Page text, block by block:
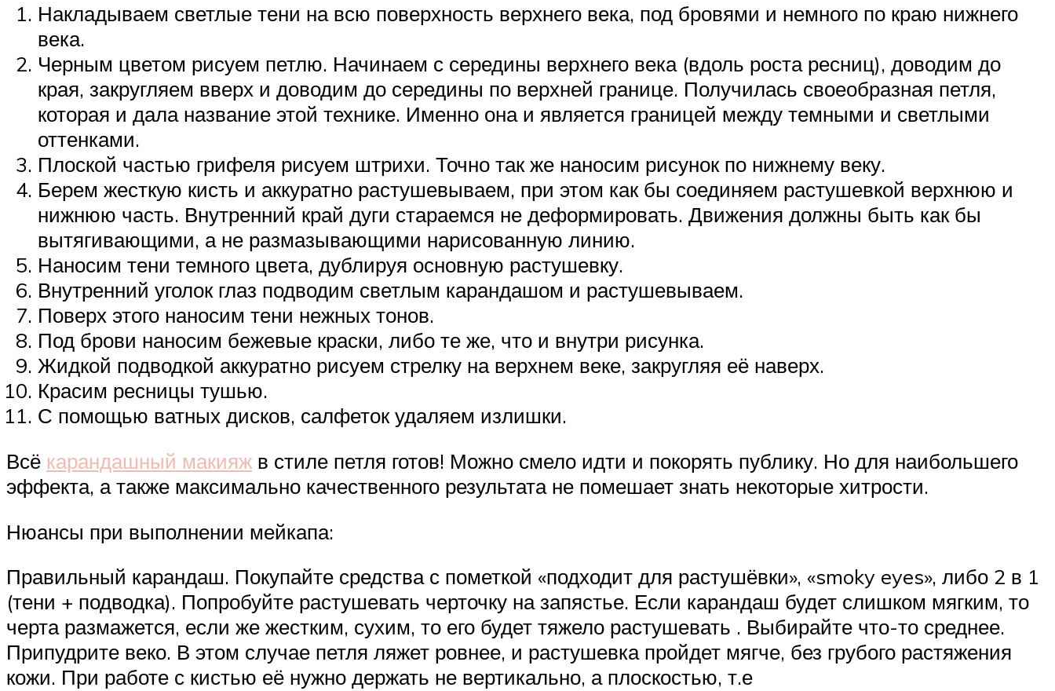
Накладываем светлые тени на всю поверхность верхнего века, под бровями и немного по краю нижнего
века.
Черным цветом рисуем петлю. Начинаем с середины верхнего века (вдоль роста ресниц), доводим до
края, закругляем вверх и доводим до середины по верхней границе. Получилась своеобразная петля,
которая и дала название этой технике. Именно она и является границей между темными и светлыми
оттенками.
Плоской частью грифеля рисуем штрихи. Точно так же наносим рисунок по нижнему веку.
Берем жесткую кисть и аккуратно растушевываем, при этом как бы соединяем растушевкой верхнюю и
нижнюю часть. Внутренний край дуги стараемся не деформировать. Движения должны быть как бы
вытягивающими, а не размазывающими нарисованную линию.
Наносим тени темного цвета, дублируя основную растушевку.
Внутренний уголок глаз подводим светлым карандашом и растушевываем.
Поверх этого наносим тени нежных тонов.
Под брови наносим бежевые краски, либо те же, что и внутри рисунка.
Жидкой подводкой аккуратно рисуем стрелку на верхнем веке, закругляя её наверх.
Красим ресницы тушью.
С помощью ватных дисков, салфеток удаляем излишки.
Всё карандашный макияж в стиле петля готов! Можно смело идти и покорять публику. Но для наибольшего
эффекта, а также максимально качественного результата не помешает знать некоторые хитрости.
Нюансы при выполнении мейкапа:
Правильный карандаш. Покупайте средства с пометкой «подходит для растушёвки», «smoky eyes», либо 2 в 1
(тени + подводка). Попробуйте растушевать черточку на запястье. Если карандаш будет слишком мягким, то
черта размажется, если же жестким, сухим, то его будет тяжело растушевать . Выбирайте что-то среднее.
Припудрите веко. В этом случае петля ляжет ровнее, и растушевка пройдет мягче, без грубого растяжения
кожи. При работе с кистью её нужно держать не вертикально, а плоскостью, т.е